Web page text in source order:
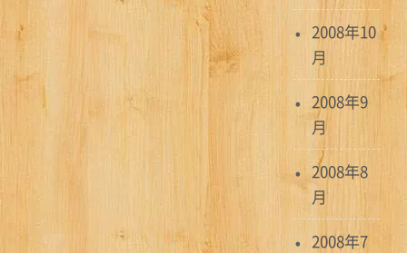
2008年10
月
2008年9
月
2008年8
月
2008年7